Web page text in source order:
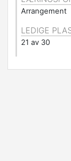
Arrangement
LEDIGE
21 av 30